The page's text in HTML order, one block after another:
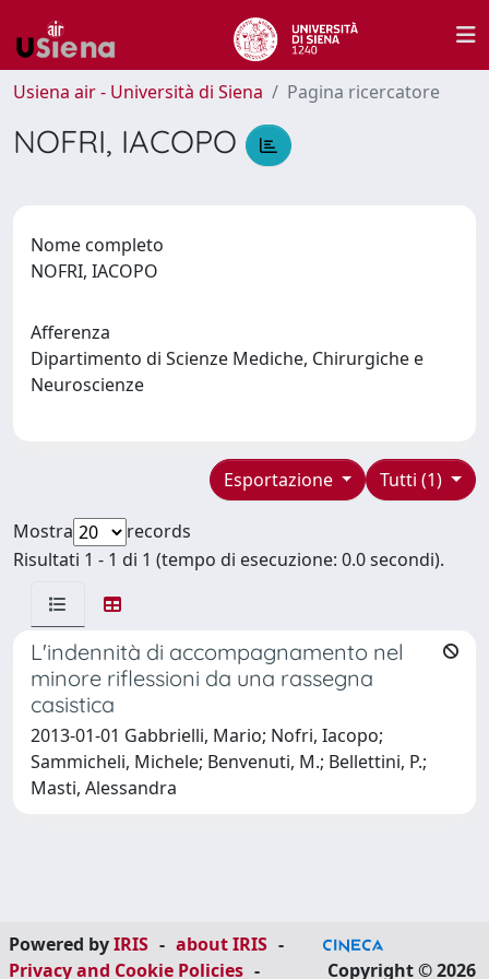
Usiena air - Università di Siena Pagina ricercatore
NOFRI, IACOPO
Nome completo
NOFRI, IACOPO
Afferenza
Dipartimento di Scienze Mediche, Chirurgiche e
Neuroscienze
Tutti (1)
Esportazione
Mostra
records
Risultati 1 - 1 di 1 (tempo di esecuzione: 0.0 secondi).
L'indennità di accompagnamento nel
minore riflessioni da una rassegna
casistica
2013-01-01 Gabbrielli, Mario; Nofri, Iacopo;
Sammicheli, Michele; Benvenuti, M.; Bellettini, P.;
Masti, Alessandra
Powered byIRIS - about IRIS -
Privacy and Cookie Policies - Copyright © 2026